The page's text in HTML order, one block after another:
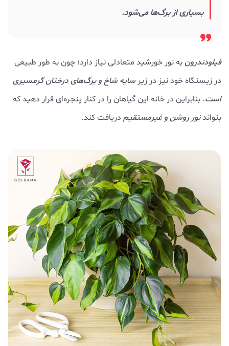
بسیاری از برگ‌ها می‌شود.
فیلودندرونبه نور خورشید متعادلی نیاز دارد؛ چون به طور طبیعی
در زیستگاه خود نیز در زیرسایه‌ شاخ و برگ‌های درختان گرمسیری
است. بنابراین در خانه این گیاهان را در کنار پنجره‌ای قرار دهید که
بتواندنور روشن و غیرمستقیم دریافت کند.